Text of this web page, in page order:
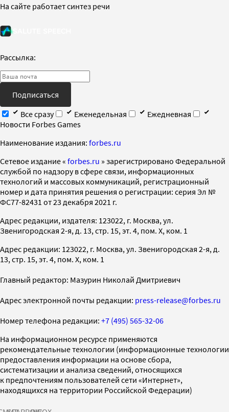
На сайте работает синтез речи
Рассылка:
Подписаться
Все сразу
Еженедельная
Ежедневная
Новости Forbes Games
Наименование издания: forbes.ru
Cетевое издание « forbes.ru » зарегистрировано Федеральной
службой по надзору в сфере связи, информационных
технологий и массовых коммуникаций, регистрационный
номер и дата принятия решения о регистрации: серия Эл №
ФС77-82431 от 23 декабря 2021 г.
Адрес редакции, издателя: 123022, г. Москва, ул.
Звенигородская 2-я, д. 13, стр. 15, эт. 4, пом. X, ком. 1
Адрес редакции: 123022, г. Москва, ул. Звенигородская 2-я, д.
13, стр. 15, эт. 4, пом. X, ком. 1
Главный редактор: Мазурин Николай Дмитриевич
Адрес электронной почты редакции: press-release@forbes.ru
Номер телефона редакции: +7 (495) 565-32-06
На информационном ресурсе применяются
рекомендательные технологии (информационные технологии
предоставления информации на основе сбора,
систематизации и анализа сведений, относящихся
к предпочтениям пользователей сети «Интернет»,
находящихся на территории Российской Федерации)